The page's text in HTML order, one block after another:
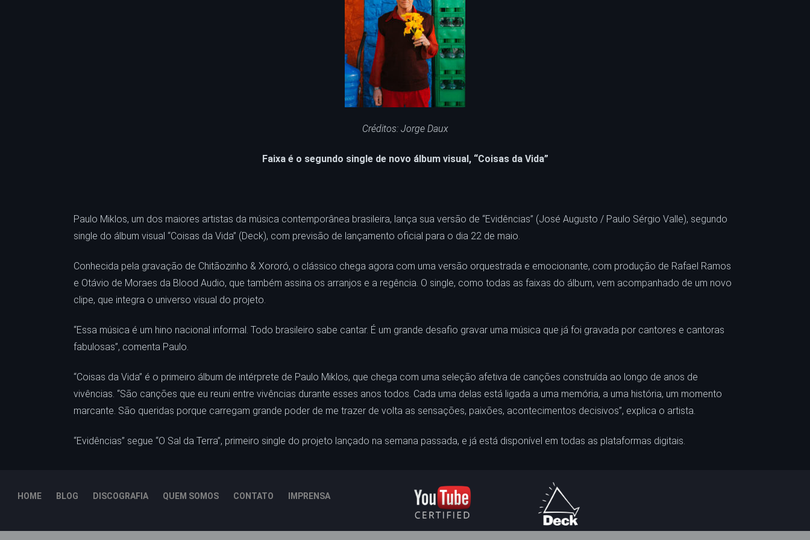
Créditos: Jorge Daux
Faixa é o segundo single de novo álbum visual, “Coisas da Vida”
Paulo Miklos, um dos maiores artistas da música contemporânea brasileira, lança sua versão de “Evidências” (José Augusto / Paulo Sérgio Valle), segundo
single do álbum visual “Coisas da Vida” (Deck), com previsão de lançamento oficial para o dia 22 de maio.
Conhecida pela gravação de Chitãozinho & Xororó, o clássico chega agora com uma versão orquestrada e emocionante, com produção de Rafael Ramos
e Otávio de Moraes da Blood Audio, que também assina os arranjos e a regência. O single, como todas as faixas do álbum, vem acompanhado de um novo
clipe, que integra o universo visual do projeto.
“Essa música é um hino nacional informal. Todo brasileiro sabe cantar. É um grande desafio gravar uma música que já foi gravada por cantores e cantoras
fabulosas”, comenta Paulo.
“Coisas da Vida” é o primeiro álbum de intérprete de Paulo Miklos, que chega com uma seleção afetiva de canções construída ao longo de anos de
vivências. “São canções que eu reuni entre vivências durante esses anos todos. Cada uma delas está ligada a uma memória, a uma história, um momento
marcante. São queridas porque carregam grande poder de me trazer de volta as sensações, paixões, acontecimentos decisivos”, explica o artista.
“Evidências” segue “O Sal da Terra”, primeiro single do projeto lançado na semana passada, e já está disponível em todas as plataformas digitais.
HOME BLOG DISCOGRAFIA QUEM SOMOS CONTATO IMPRENSA